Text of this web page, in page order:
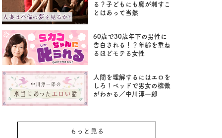
る？子どもにも魔が刺すこ
とはあって当然
60歳で30歳年下の男性に
告白される！？年齢を重ね
るほどモテる女性
人間を理解するにはエロを
しろ！ベッドで男女の機微
がわかる／中川淳一郎
もっと見る